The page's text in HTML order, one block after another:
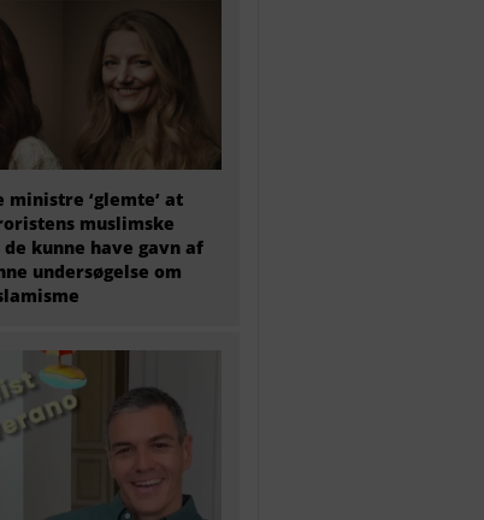
ministre ‘glemte’ at
muslimske
de kunne have gavn af
undersøgelse om